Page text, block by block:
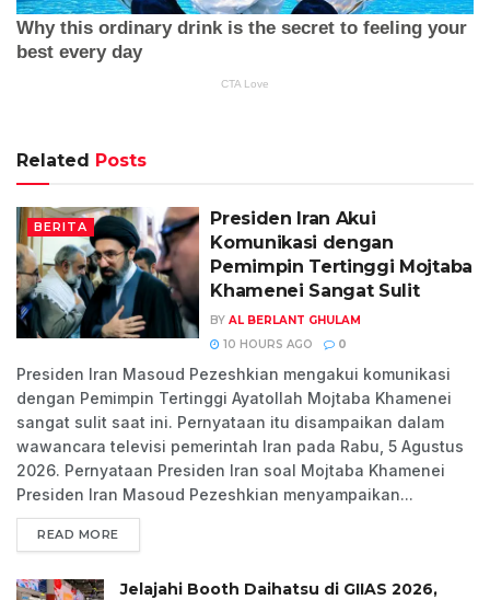
Related Posts
BERITA
Presiden Iran Akui
Komunikasi dengan
Pemimpin Tertinggi Mojtaba
Khamenei Sangat Sulit
BY AL BERLANT GHULAM
10 HOURS AGO
0
Presiden Iran Masoud Pezeshkian mengakui komunikasi
dengan Pemimpin Tertinggi Ayatollah Mojtaba Khamenei
sangat sulit saat ini. Pernyataan itu disampaikan dalam
wawancara televisi pemerintah Iran pada Rabu, 5 Agustus
2026. Pernyataan Presiden Iran soal Mojtaba Khamenei
Presiden Iran Masoud Pezeshkian menyampaikan...
READ MORE
Jelajahi Booth Daihatsu di GIIAS 2026,